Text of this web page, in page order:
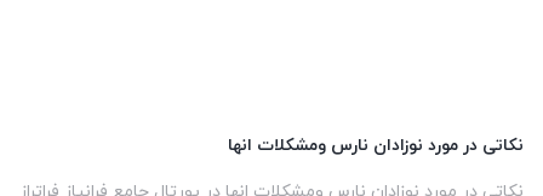
نکاتی در مورد نوزادان نارس ومشکلات انها